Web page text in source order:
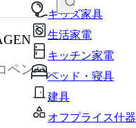
キッズ家具
生活家電
キッチン家電
ベッド・寝具
建具
オフプライス什器
ペンハー